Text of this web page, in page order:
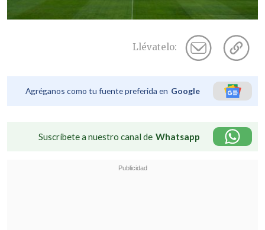
Llévatelo:
Agréganos como tu fuente preferida en Google
Suscríbete a nuestro canal de Whatsapp